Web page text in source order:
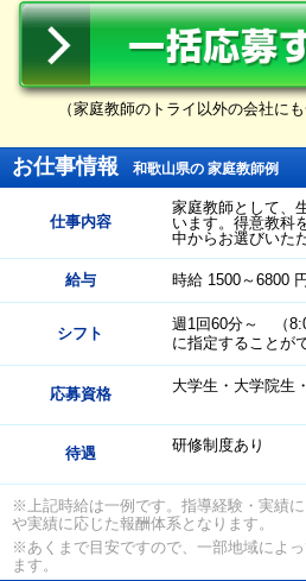
（家庭教師のトライ以外の会社に
お仕事情報 和歌山県の 家庭教師例
仕事内容
家庭教師として、
います。得意教科
中からお選びいた
給与 時給 1500～6800
シフト
週1回60分～ （
に指定することが
応募資格 大学生・大学院生
待遇 研修制度あり
※上記時給は一例です。指導経験・実績
や実績に応じた報酬体系となります。
※あくまで目安ですので、一部地域によ
ます。